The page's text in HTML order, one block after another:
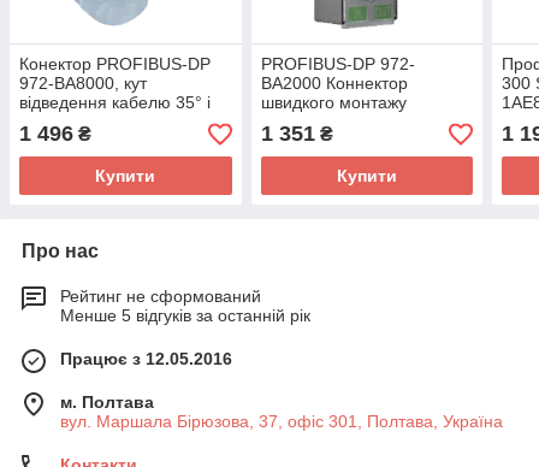
Конектор PROFIBUS-DP
972-BA8000, кут
відведення кабелю 35° і
90°
1 496 ₴
Купити
PROFIBUS-DP 972-
BA2000 Коннектор
швидкого монтажу
1 351₴
Купити
300
1
Про нас
Рейтинг не сформований
Менше 5 відгуків за останній рік
Працює з 12.05.2016
м. Полтава
вул. Маршала Бірюзова, 37, офіс 301, Полтава, Україна